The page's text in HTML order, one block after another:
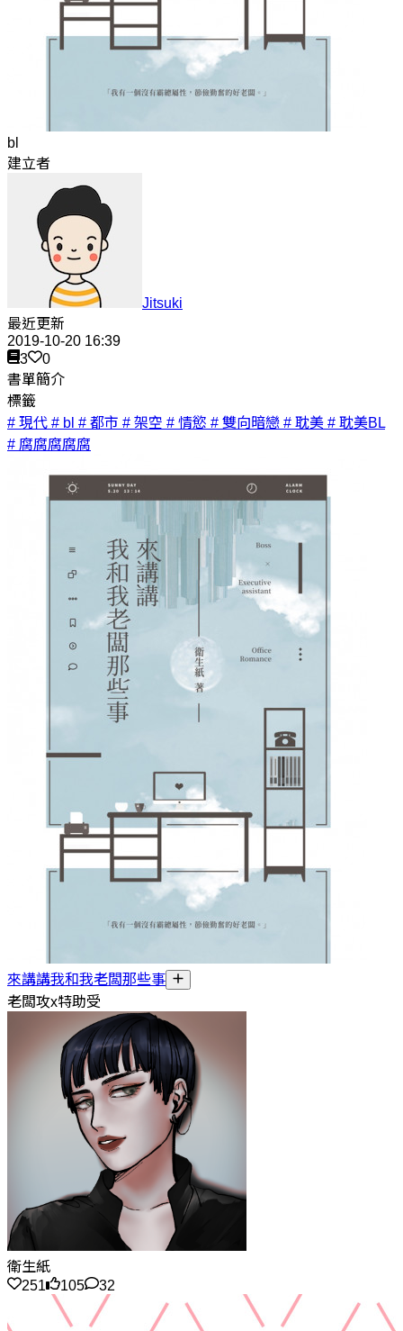
bl
建立者
Jitsuki
最近更新
2019-10-20 16:39
3
0
書單簡介
標籤
# 現代 # bl # 都市 # 架空 # 情慾 # 雙向暗戀 # 耽美 # 耽美BL
# 腐腐腐腐腐
來講講我和我老闆那些事
老闆攻x特助受
衛生紙
251
105 32